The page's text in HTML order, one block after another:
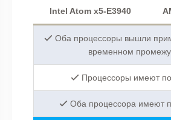
Intel Atom x5-E3940
Оба процессоры вышли
временном
Процессоры имеют
Оба процессора имеют